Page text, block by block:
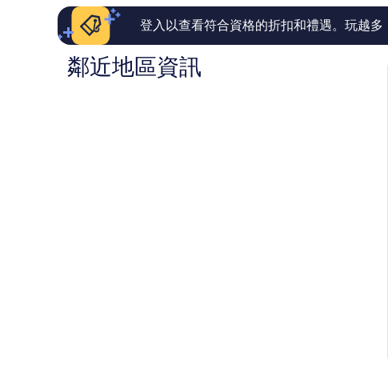
評
評
論
登入以查看符合資格的折扣和禮遇。玩越多
鄰近地區資訊